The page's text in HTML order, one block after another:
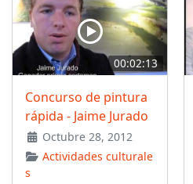
00:02:13
Concurso de pintura
rápida - Jaime Jurado
Octubre 28, 2012
Actividades culturale
s